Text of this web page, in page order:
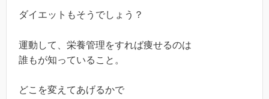
ダイエットもそうでしょう？
運動して、栄養管理をすれば痩せるのは
誰もが知っていること。
どこを変えてあげるかで